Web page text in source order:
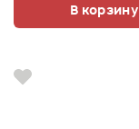
В корзину